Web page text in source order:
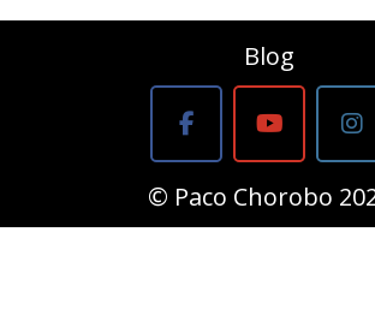
Blog
© Paco Chorobo